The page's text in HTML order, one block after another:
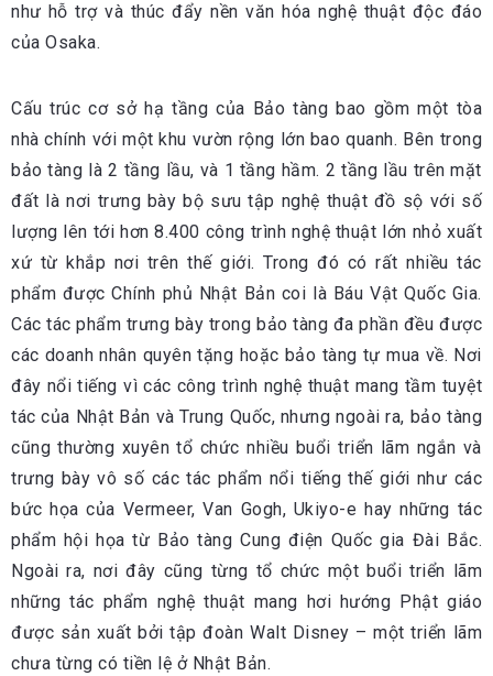
như hỗ trợ và thúc đẩy nền văn hóa nghệ thuật độc đáo
của Osaka.
Cấu trúc cơ sở hạ tầng của Bảo tàng bao gồm một tòa
nhà chính với một khu vườn rộng lớn bao quanh. Bên trong
bảo tàng là 2 tầng lầu, và 1 tầng hầm. 2 tầng lầu trên mặt
đất là nơi trưng bày bộ sưu tập nghệ thuật đồ sộ với số
lượng lên tới hơn 8.400 công trình nghệ thuật lớn nhỏ xuất
xứ từ khắp nơi trên thế giới. Trong đó có rất nhiều tác
phẩm được Chính phủ Nhật Bản coi là Báu Vật Quốc Gia.
Các tác phẩm trưng bày trong bảo tàng đa phần đều được
các doanh nhân quyên tặng hoặc bảo tàng tự mua về. Nơi
đây nổi tiếng vì các công trình nghệ thuật mang tầm tuyệt
tác của Nhật Bản và Trung Quốc, nhưng ngoài ra, bảo tàng
cũng thường xuyên tổ chức nhiều buổi triển lãm ngắn và
trưng bày vô số các tác phẩm nổi tiếng thế giới như các
bức họa của Vermeer, Van Gogh, Ukiyo-e hay những tác
phẩm hội họa từ Bảo tàng Cung điện Quốc gia Đài Bắc.
Ngoài ra, nơi đây cũng từng tổ chức một buổi triển lãm
những tác phẩm nghệ thuật mang hơi hướng Phật giáo
được sản xuất bởi tập đoàn Walt Disney – một triển lãm
chưa từng có tiền lệ ở Nhật Bản.